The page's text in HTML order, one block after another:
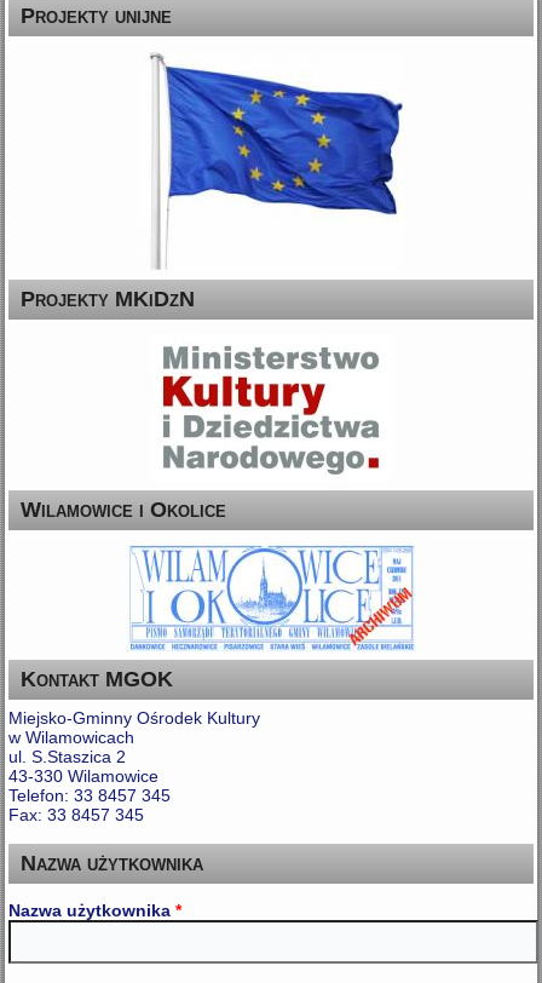
Projekty unijne
Projekty MKiDzN
Wilamowice i Okolice
Kontakt MGOK
Miejsko-Gminny Ośrodek Kultury
w Wilamowicach
ul. S.Staszica 2
43-330 Wilamowice
Telefon: 33 8457 345
Fax: 33 8457 345
Nazwa użytkownika
Nazwa użytkownika*